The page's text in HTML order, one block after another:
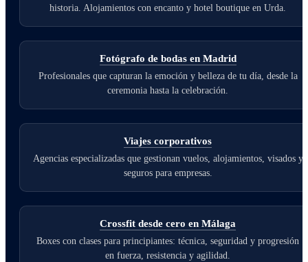
historia. Alojamientos con encanto y hotel boutique en Urda.
Fotógrafo de bodas en Madrid
Profesionales que capturan la emoción y belleza de tu día, desde la
ceremonia hasta la celebración.
Viajes corporativos
Agencias especializadas que gestionan vuelos, alojamientos, visados y
seguros para empresas.
Crossfit desde cero en Málaga
Boxes con clases para principiantes: técnica, seguridad y progresión
en fuerza, resistencia y agilidad.